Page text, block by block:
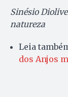
Sinésio
natureza
Leia
dos Anjos